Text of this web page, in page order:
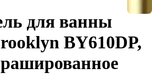
для ванны
BY610DP,